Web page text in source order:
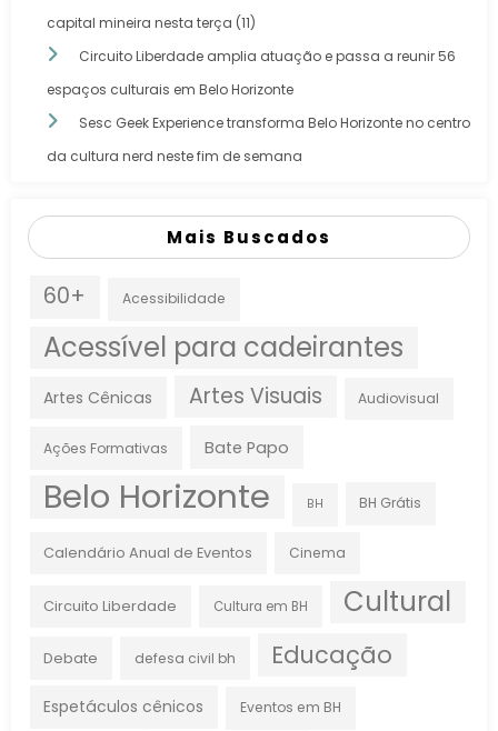
capital mineira nesta terça (11)
Circuito Liberdade amplia atuação e passa a reunir 56
espaços culturais em Belo Horizonte
Sesc Geek Experience transforma Belo Horizonte no centro
da cultura nerd neste fim de semana
Mais Buscados
60+ Acessibilidade
Acessível para cadeirantes
Artes Cênicas Artes Visuais Audiovisual
Ações Formativas Bate Papo
Belo Horizonte BH BH Grátis
Calendário Anual de Eventos Cinema
Circuito Liberdade Cultura em BH Cultural
Debate defesa civil bh Educação
Espetáculos cênicos Eventos em BH